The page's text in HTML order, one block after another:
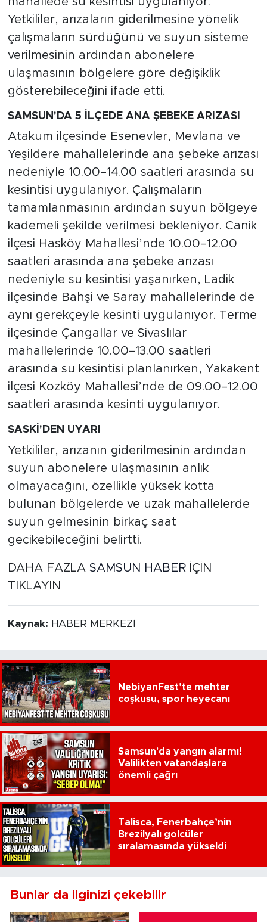
Yetkililer, arızaların giderilmesine yönelik
çalışmaların sürdüğünü ve suyun sisteme
verilmesinin ardından abonelere
ulaşmasının bölgelere göre değişiklik
gösterebileceğini ifade etti.
SAMSUN'DA 5 İLÇEDE ANA ŞEBEKE ARIZASI
Atakum ilçesinde Esenevler, Mevlana ve
Yeşildere mahallelerinde ana şebeke arızası
nedeniyle 10.00–14.00 saatleri arasında su
kesintisi uygulanıyor. Çalışmaların
tamamlanmasının ardından suyun bölgeye
kademeli şekilde verilmesi bekleniyor. Canik
ilçesi Hasköy Mahallesi’nde 10.00–12.00
saatleri arasında ana şebeke arızası
nedeniyle su kesintisi yaşanırken, Ladik
ilçesinde Bahşi ve Saray mahallelerinde de
aynı gerekçeyle kesinti uygulanıyor. Terme
ilçesinde Çangallar ve Sivaslılar
mahallelerinde 10.00–13.00 saatleri
arasında su kesintisi planlanırken, Yakakent
ilçesi Kozköy Mahallesi’nde de 09.00–12.00
saatleri arasında kesinti uygulanıyor.
SASKİ'DEN UYARI
Yetkililer, arızanın giderilmesinin ardından
suyun abonelere ulaşmasının anlık
olmayacağını, özellikle yüksek kotta
bulunan bölgelerde ve uzak mahallelerde
suyun gelmesinin birkaç saat
gecikebileceğini belirtti.
DAHA FAZLA SAMSUN HABERİÇİN
TIKLAYIN
Kaynak: HABER MERKEZİ
NebiyanFest’te mehter
coşkusu, spor heyecanı
Samsun'da yangın alarmı!
Valilikten vatandaşlara
önemli çağrı
Talisca, Fenerbahçe’nin
Brezilyalı golcüler
sıralamasında yükseldi
Bunlar da ilginizi çekebilir